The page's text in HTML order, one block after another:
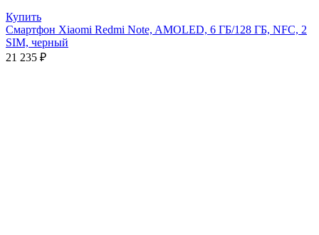
Купить
Смартфон Xiaomi Redmi Note, AMOLED, 6 ГБ/128 ГБ, NFC, 2
SIM, черный
21 235 ₽